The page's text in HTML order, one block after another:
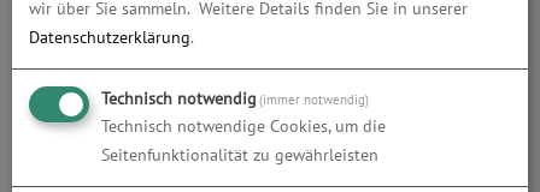
Alle Preise im Überblick
Druckdaten überprüfen
wir über Sie sammeln. Weitere Details finden Sie in unserer
Datenschutzerklärung.
Technisch notwendig (immer notwendig)
Technisch notwendige Cookies, um die
Seitenfunktionalität zu gewährleisten